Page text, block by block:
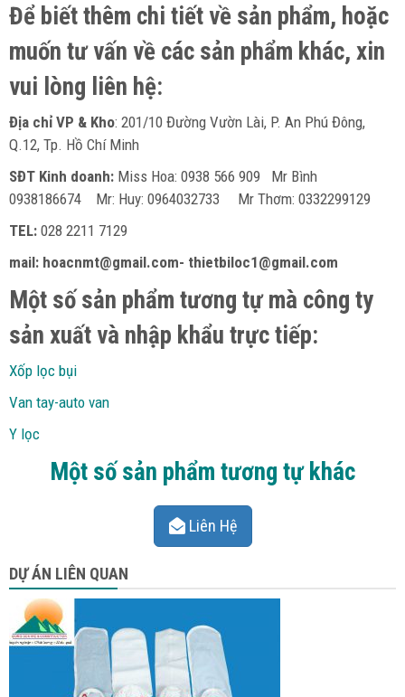
Để biết thêm chi tiết về sản phẩm, hoặc
muốn tư vấn về các sản phẩm khác, xin
vui lòng liên hệ:
Địa chỉ VP & Kho: 201/10 Đường Vườn Lài, P. An Phú Đông,
Q.12, Tp. Hồ Chí Minh
SĐT Kinh doanh: Miss Hoa: 0938 566 909 Mr Bình
0938186674 Mr: Huy: 0964032733 Mr Thơm: 0332299129
TEL: 028 2211 7129
mail: hoacnmt@gmail.com- thietbiloc1@gmail.com
Một số sản phẩm tương tự mà công ty
sản xuất và nhập khẩu trực tiếp:
Xốp lọc bụi
Van tay-auto van
Y lọc
Một số sản phẩm tương tự khác
Liên Hệ
DỰ ÁN LIÊN QUAN